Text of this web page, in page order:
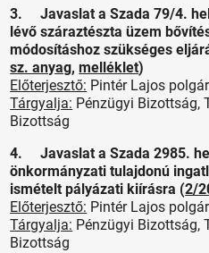
3. Javaslat a Szada 79/4.
lévő száraztészta üzem
módosításhoz szükséges
sz. anyag,melléklet)
Előterjesztő: Pintér Lajos
Tárgyalja: Pénzügyi Bizottság,
Bizottság
4. Javaslat a Szada 2985.
önkormányzati tulajdonú
ismételt pályázati kiírásra (2/
Előterjesztő: Pintér Lajos
Tárgyalja: Pénzügyi Bizottság,
Bizottság